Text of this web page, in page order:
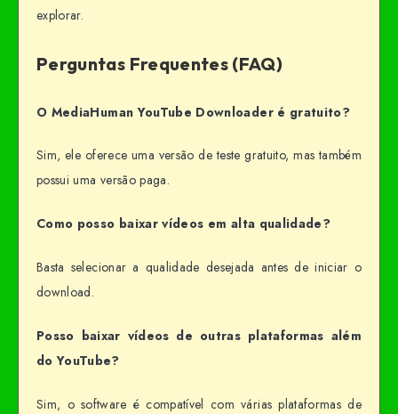
explorar.
Perguntas Frequentes (FAQ)
O MediaHuman YouTube Downloader é gratuito?
Sim, ele oferece uma versão de teste gratuito, mas também
possui uma versão paga.
Como posso baixar vídeos em alta qualidade?
Basta selecionar a qualidade desejada antes de iniciar o
download.
Posso baixar vídeos de outras plataformas além
do YouTube?
Sim, o software é compatível com várias plataformas de